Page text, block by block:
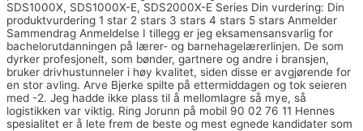
SDS1000X, SDS1000X-E, SDS2000X-E Series Din vurdering: Din
produktvurdering 1 star 2 stars 3 stars 4 stars 5 stars Anmelder
Sammendrag Anmeldelse I tillegg er jeg eksamensansvarlig for
bachelorutdanningen på lærer- og barnehagelærerlinjen. De som
dyrker profesjonelt, som bønder, gartnere og andre i bransjen,
bruker drivhustunneler i høy kvalitet, siden disse er avgjørende for
en stor avling. Arve Bjerke spilte på ettermiddagen og tok seieren
med -2. Jeg hadde ikke plass til å mellomlagre så mye, så
logistikken var viktig. Ring Jorunn på mobil 90 02 76 11 Hennes
spesialitet er å lete frem de beste og mest egnede kandidater som